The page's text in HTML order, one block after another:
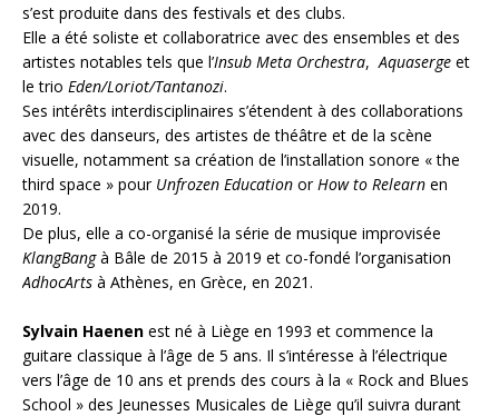
s’est produite dans des festivals et des clubs.
Elle a été soliste et collaboratrice avec des ensembles et des
artistes notables tels que l’Insub Meta Orchestra, Aquaserge et
le trio Eden/Loriot/Tantanozi.
Ses intérêts interdisciplinaires s’étendent à des collaborations
avec des danseurs, des artistes de théâtre et de la scène
visuelle, notamment sa création de l’installation sonore « the
third space » pour Unfrozen Education or How to Relearn en
2019.
De plus, elle a co-organisé la série de musique improvisée
KlangBangà Bâle de 2015 à 2019 et co-fondé l’organisation
AdhocArts à Athènes, en Grèce, en 2021.
Sylvain Haenen ​ est né à Liège en 1993 et commence la
guitare classique à l’âge de 5 ans. Il s’intéresse à l’électrique
vers l’âge de 10 ans et prends des cours à la « Rock and Blues
School » des Jeunesses Musicales de Liège qu’il suivra durant